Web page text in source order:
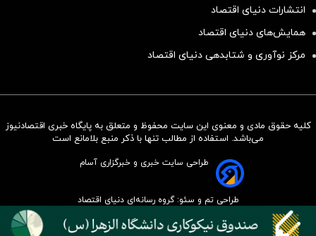
سرمایه‌گذاری همسنگ با شاخص
انتشارات دنیای اقتصاد
همایش‌های دنیای اقتصاد
مرکز نوآوری و شتابدهی دنیای اقتصاد
کلیه حقوق مادی و معنوی این سایت محفوظ و متعلق به پایگاه خبری اقتصادنیوز
می‌باشد. استفاده از مطالب تنها با ذکر منبع بلامانع است
طراحی سایت خبری و خبرگزاری آسام
طراحی تم و سئو: گروه رسانه‌ای دنیای اقتصاد